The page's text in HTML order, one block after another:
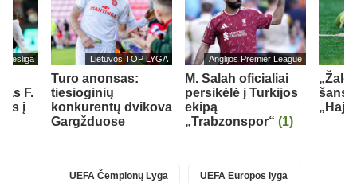
F.
į
Lietuvos TOP LYGA
Turo anonsas:
tiesioginių
konkurentų dvikova
Gargžduose
Anglijos Premier League
M. Salah oficialiai
persikėlė į Turkijos
ekipą
„Trabzonspor“ (1)
UEFA Čempionų Lyga UEFA Europos lyga